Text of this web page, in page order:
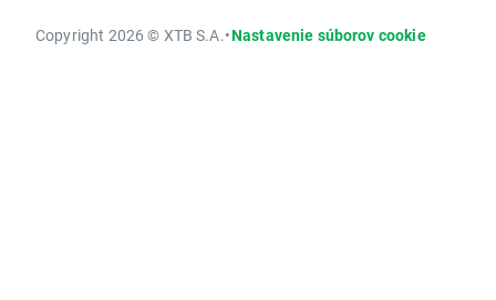
Copyright 2026 © XTB S.A.•Nastavenie súborov cookie